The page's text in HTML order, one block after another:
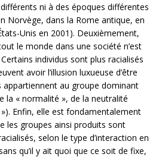
ni à des époques différentes
Norvège, dans la Rome antique, en
Unis en 2001). Deuxièmement,
le monde dans une société n’est
individus sont plus racialisés
avoir l’illusion luxueuse d’être
appartiennent au groupe dominant
la « normalité », de la neutralité
Enfin, elle est fondamentalement
les groupes ainsi produits sont
selon le type d’interaction en
qu’il y ait quoi que ce soit de fixe,